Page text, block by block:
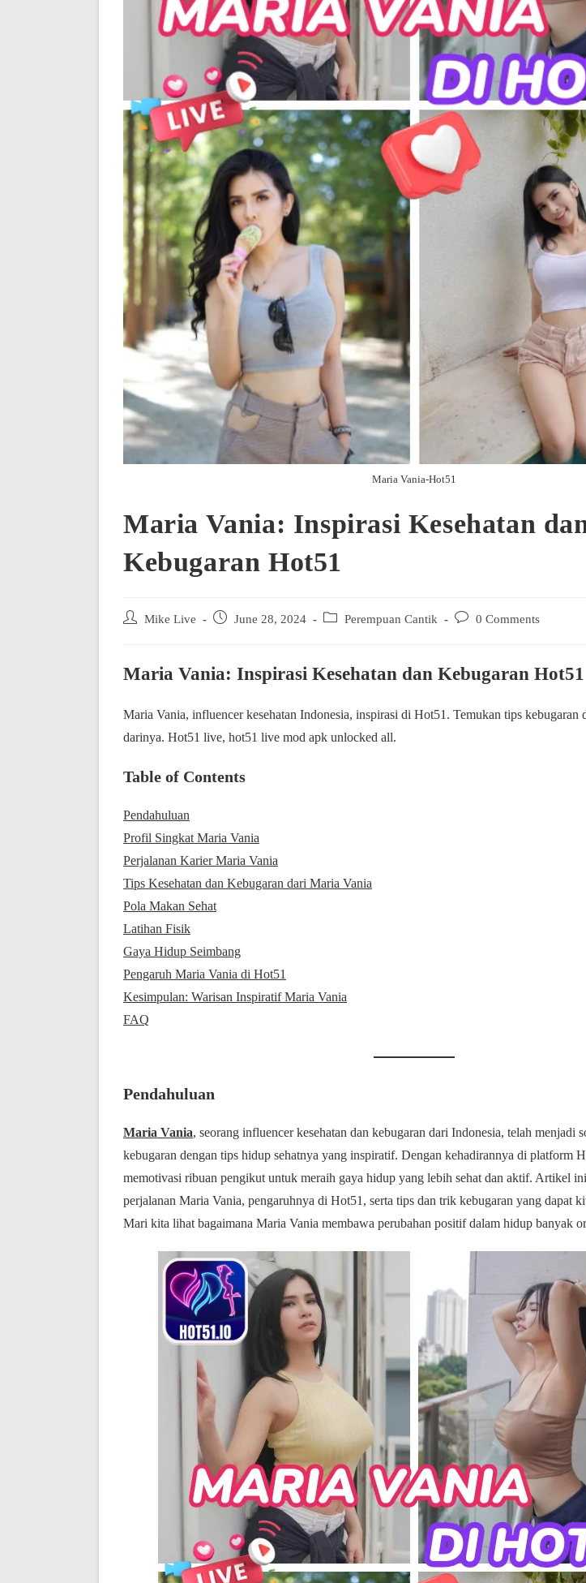
Maria Vania-Hot51
Maria Vania: Inspirasi Kesehatan
Kebugaran Hot51
Post
Mike Live
Post June 28, 2024
Post Perempuan Cantik
Post 0 Comments
Maria Vania: Inspirasi Kesehatan dan Kebugaran Hot51
Maria Vania, influencer kesehatan Indonesia, inspirasi di Hot51. Temukan tips kebugaran
darinya. Hot51 live, hot51 live mod apk unlocked all.
Table of Contents
Pendahuluan
Profil Singkat Maria Vania
Perjalanan Karier Maria Vania
Tips Kesehatan dan Kebugaran dari Maria Vania
Pola Makan Sehat
Latihan Fisik
Gaya Hidup Seimbang
Pengaruh Maria Vania di Hot51
Kesimpulan: Warisan Inspiratif Maria Vania
FAQ
Pendahuluan
Maria Vania, seorang influencer kesehatan dan kebugaran dari Indonesia, telah menjadi
kebugaran dengan tips hidup sehatnya yang inspiratif. Dengan kehadirannya di platform
memotivasi ribuan pengikut untuk meraih gaya hidup yang lebih sehat dan aktif. Artikel
perjalanan Maria Vania, pengaruhnya di Hot51, serta tips dan trik kebugaran yang dapat
Mari kita lihat bagaimana Maria Vania membawa perubahan positif dalam hidup banyak